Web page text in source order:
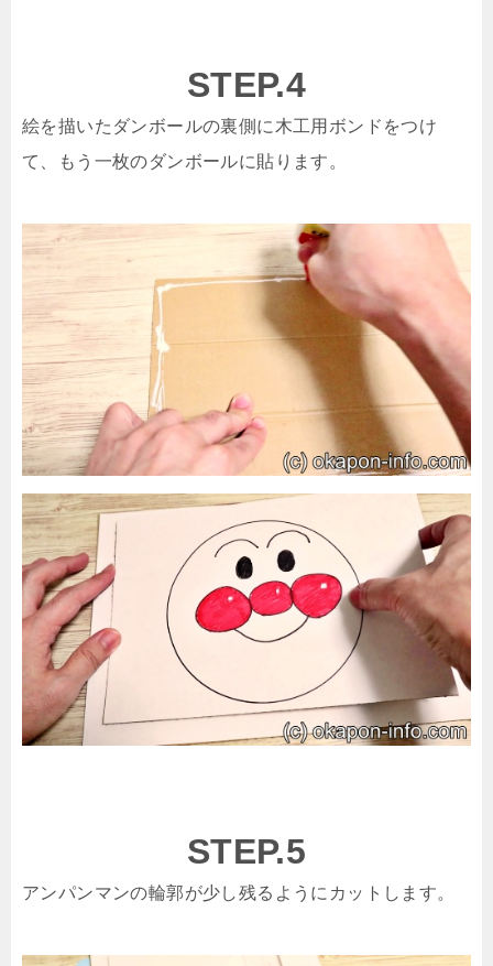
STEP.4
絵を描いたダンボールの裏側に木工用ボンドをつけ
て、もう一枚のダンボールに貼ります。
STEP.5
アンパンマンの輪郭が少し残るようにカットします。